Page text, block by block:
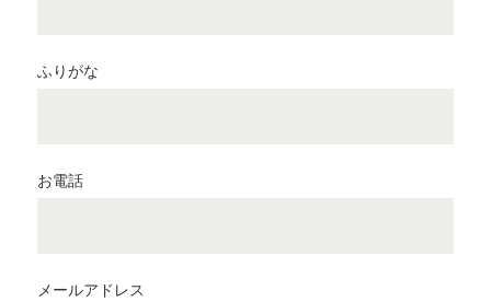
ふりがな
お電話
メールアドレス